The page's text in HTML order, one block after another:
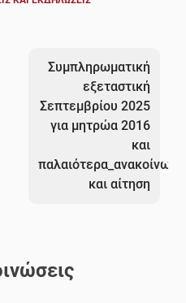
Συμπληρωματική
εξεταστική
Σεπτεμβρίου 2025
για μητρώα 2016
και
παλαιότερα_ανακοίνωση
και αίτηση